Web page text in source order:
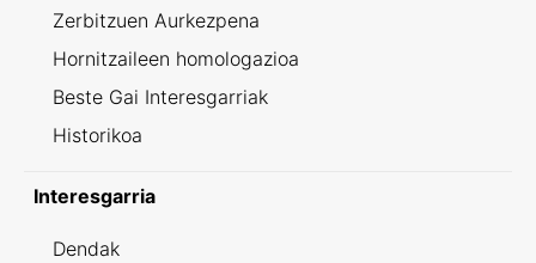
Zerbitzuen Aurkezpena
Hornitzaileen homologazioa
Beste Gai Interesgarriak
Historikoa
Interesgarria
Dendak